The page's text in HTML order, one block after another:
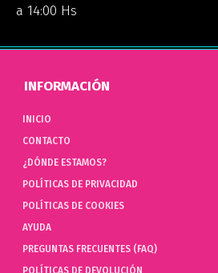
a 14:00 Hs
INFORMACIÓN
INICIO
CONTACTO
¿DÓNDE ESTAMOS?
POLÍTICAS DE PRIVACIDAD
POLÍTICAS DE COOKIES
AYUDA
PREGUNTAS FRECUENTES (FAQ)
POLÍTICAS DE DEVOLUCIÓN